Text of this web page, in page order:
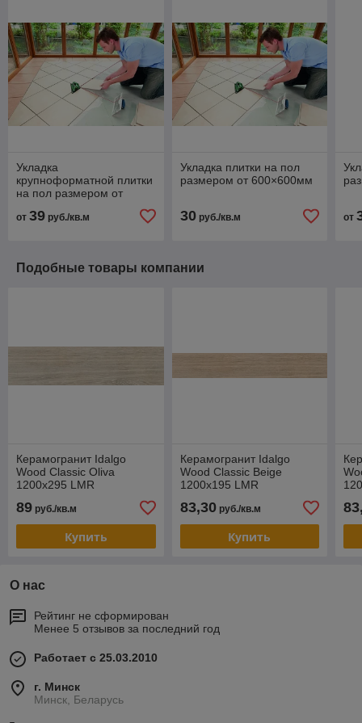
Укладка
крупноформатной плитки
на пол размером от
от 39 руб./кв.м
Укладка плитки на пол
размером от 600×600мм
30руб./кв.м от
Подобные товары компании
Керамогранит Idalgo
Wood Classic Oliva
1200х295 LMR
89 руб./кв.м
Купить
Керамогранит Idalgo
Wood Classic Beige
1200х195 LMR
83,30руб./кв.м
Купить
О нас
Рейтинг не сформирован
Менее 5 отзывов за последний год
Работает с 25.03.2010
г. Минск
Минск, Беларусь